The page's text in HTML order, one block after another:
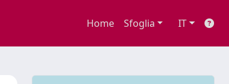
Home Sfoglia IT